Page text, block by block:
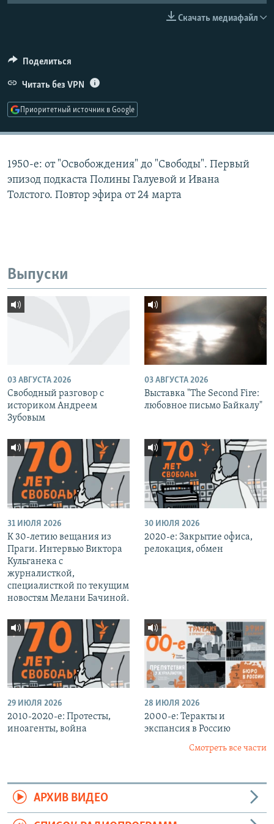
СОЦИАЛЬНЫЕ СЕТИ
Скачать медиафайл
Поделиться
Читать без VPN
Приоритетный источник в Google
1950-е: от "Освобождения" до "Свободы". Первый
эпизод подкаста Полины Галуевой и Ивана
Толстого. Повтор эфира от 24 марта
Выпуски
03 АВГУСТА 2026
Свободный разговор с
историком Андреем
Зубовым
03 АВГУСТА 2026
Выставка "The Second Fire:
любовное письмо Байкалу"
31 ИЮЛЯ 2026
К 30-летию вещания из
Праги. Интервью Виктора
Кульганека с
журналисткой,
специалисткой по текущим
новостям Мелани Бачиной.
30 ИЮЛЯ 2026
2020-е: Закрытие офиса,
релокация, обмен
29 ИЮЛЯ 2026
2010-2020-е: Протесты,
иноагенты, война
28 ИЮЛЯ 2026
2000-е: Теракты и
экспансия в Россию
Смотреть все части
АРХИВ ВИДЕО